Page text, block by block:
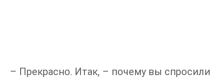
– Прекрасно. Итак, – почему вы спросили